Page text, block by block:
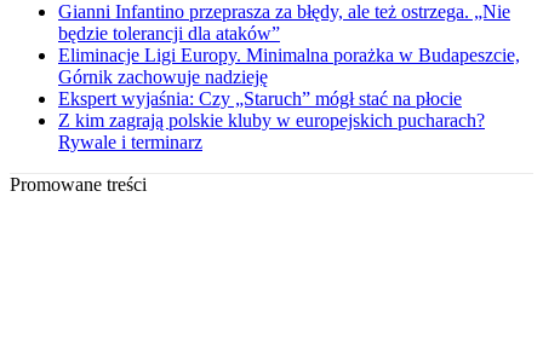
Gianni Infantino przeprasza za błędy, ale też ostrzega. „Nie
będzie tolerancji dla ataków”
Eliminacje Ligi Europy. Minimalna porażka w Budapeszcie,
Górnik zachowuje nadzieję
Ekspert wyjaśnia: Czy „Staruch” mógł stać na płocie
Z kim zagrają polskie kluby w europejskich pucharach?
Rywale i terminarz
Promowane treści